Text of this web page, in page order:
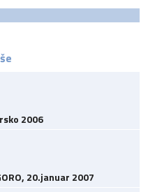
2006
20.januar 2007